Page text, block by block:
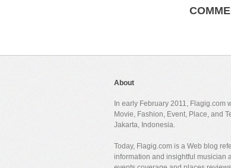
About
In early February 2011, Flagig.com
Movie, Fashion, Event, Place, and
Jakarta, Indonesia.
Today, Flagig.com is a Web blog
information and insightful musician